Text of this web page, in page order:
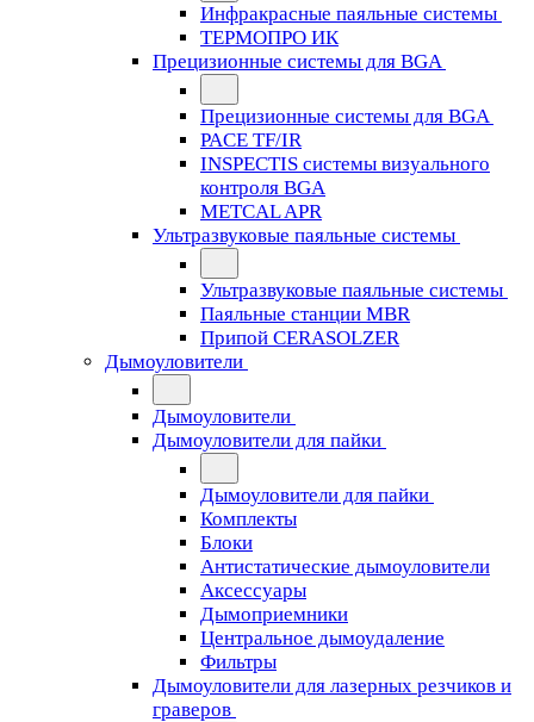
Инфракрасные паяльные системы
ТЕРМОПРО ИК
Прецизионные системы для BGA
Прецизионные системы для BGA
PACE TF/IR
INSPECTIS системы визуального
контроля BGA
METCAL APR
Ультразвуковые паяльные системы
Ультразвуковые паяльные системы
Паяльные станции MBR
Припой CERASOLZER
Дымоуловители
Дымоуловители
Дымоуловители для пайки
Дымоуловители для пайки
Комплекты
Блоки
Антистатические дымоуловители
Аксессуары
Дымоприемники
Центральное дымоудаление
Фильтры
Дымоуловители для лазерных резчиков и
граверов